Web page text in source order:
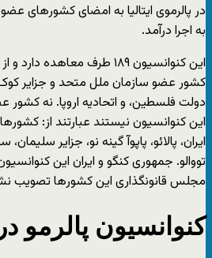
به اجرا درآمد.
کشور عضو سازمان ملل متحد و جزایر
دولت فلسطین، و اتحادیه اروپا. نه
این کنوانسیون نیستند عبارتند از:
ایران، پالائو، پاپوآ گینه نو، جزایر
تووالو. جمهوری کنگو و ایران این
مجلس قانونگذاری این کشورها تصویب
کنوانسیون پالرمو